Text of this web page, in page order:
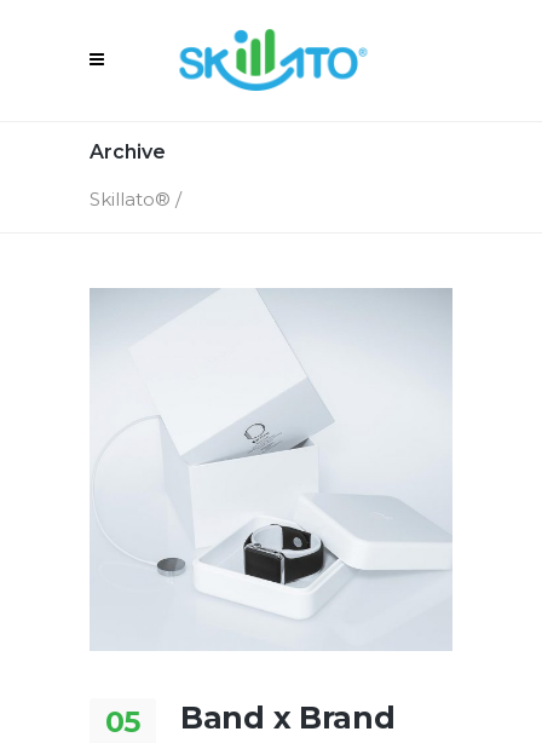
Archive
Skillato® /
05 Band x Brand